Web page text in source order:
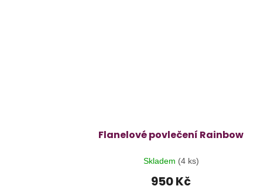
Flanelové povlečení Rainbow
Skladem (4 ks)
950 Kč